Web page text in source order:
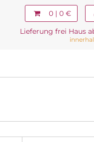
0 | 0 €
Lieferung frei Haus